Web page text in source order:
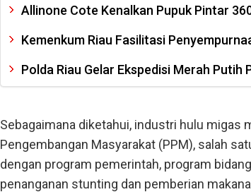
Allinone Cote Kenalkan Pupuk Pintar
Kemenkum Riau Fasilitasi
Polda Riau Gelar Ekspedisi Merah Putih
Sebagaimana diketahui, industri hulu migas
Pengembangan Masyarakat (PPM), salah
dengan program pemerintah, program
penanganan stunting dan pemberian